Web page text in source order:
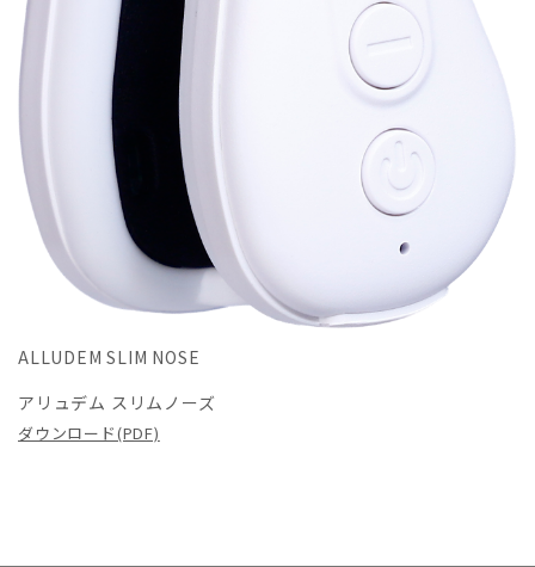
ALLUDEM SLIM NOSE
アリュデム スリムノーズ
ダウンロード(PDF)